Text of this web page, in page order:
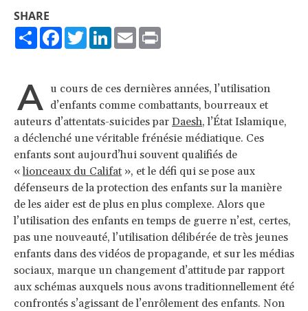
SHARE
ShareFacebook
TwitterLinkedIn
Email
A u cours de ces dernières années, l’utilisation
d’enfants comme combattants, bourreaux et
auteurs d’attentats-suicides par Daesh, l’État Islamique,
a déclenché une véritable frénésie médiatique. Ces
enfants sont aujourd’hui souvent qualifiés de
«lionceaux du Califat », et le défi qui se pose aux
défenseurs de la protection des enfants sur la manière
de les aider est de plus en plus complexe. Alors que
l’utilisation des enfants en temps de guerre n’est, certes,
pas une nouveauté, l’utilisation délibérée de très jeunes
enfants dans des vidéos de propagande, et sur les médias
sociaux, marque un changement d’attitude par rapport
aux schémas auxquels nous avons traditionnellement été
confrontés s’agissant de l’enrôlement des enfants. Non